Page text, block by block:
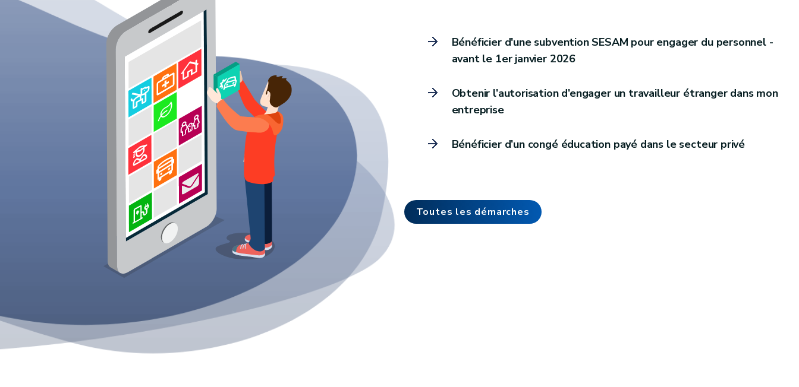
Bénéficier d'une subvention SESAM pour engager du personnel -
avant le 1er janvier 2026
Obtenir l’autorisation d’engager un travailleur étranger dans mon
entreprise
Bénéficier d’un congé éducation payé dans le secteur privé
Toutes les démarches